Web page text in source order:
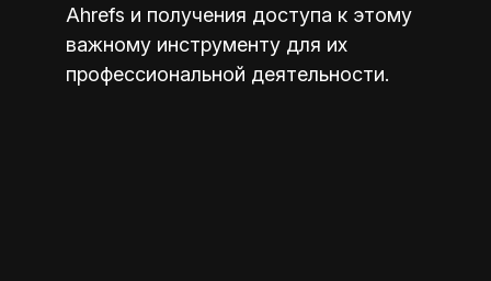
Ahrefs и получения доступа к этому
важному инструменту для их
профессиональной деятельности.